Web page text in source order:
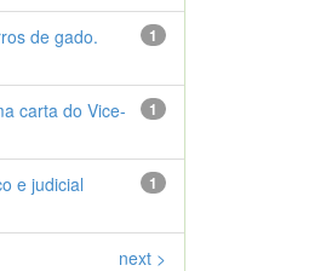
1
de gado.
1
carta do Vice-
1
e judicial
next >